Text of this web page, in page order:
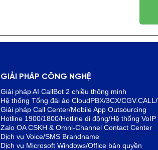
GIẢI PHÁP CÔNG NGHỆ
Giải pháp AI CallBot 2 chiều thông minh
Hệ thống Tổng đài ảo CloudPBX/3CX/
Giải pháp Call Center/Mobile App Outsourcing
Hotline 1900/1800/Hotline di động/Hệ thống VoIP
Zalo OA CSKH & Omni-Channel Contact Center
Dịch vụ Voice/SMS Brandname
Dịch vụ Microsoft Windows/Office bản quyền